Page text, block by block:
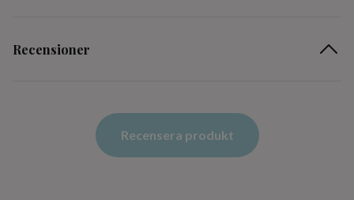
Recensioner
Recensera produkt